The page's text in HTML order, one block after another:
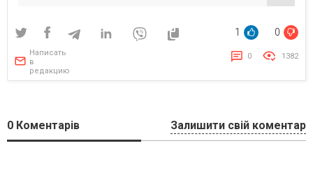
1 0
Написать
в
редакцию
0 1382
0 Коментарів Залишити свій коментар